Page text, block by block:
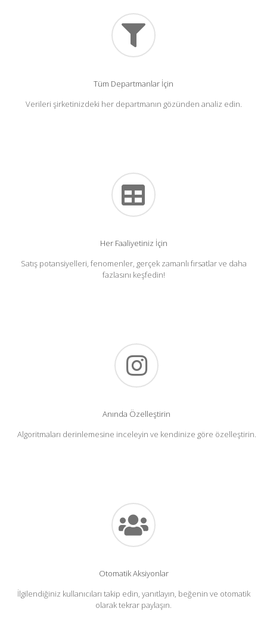
Tüm Departmanlar İçin
Verileri şirketinizdeki her departmanın gözünden analiz edin.
Her Faaliyetiniz İçin
Satış potansiyelleri, fenomenler, gerçek zamanlı fırsatlar ve daha
fazlasını keşfedin!
Anında Özelleştirin
Algoritmaları derinlemesine inceleyin ve kendinize göre özelleştirin.
Otomatik Aksiyonlar
İlgilendiğiniz kullanıcıları takip edin, yanıtlayın, beğenin ve otomatik
olarak tekrar paylaşın.